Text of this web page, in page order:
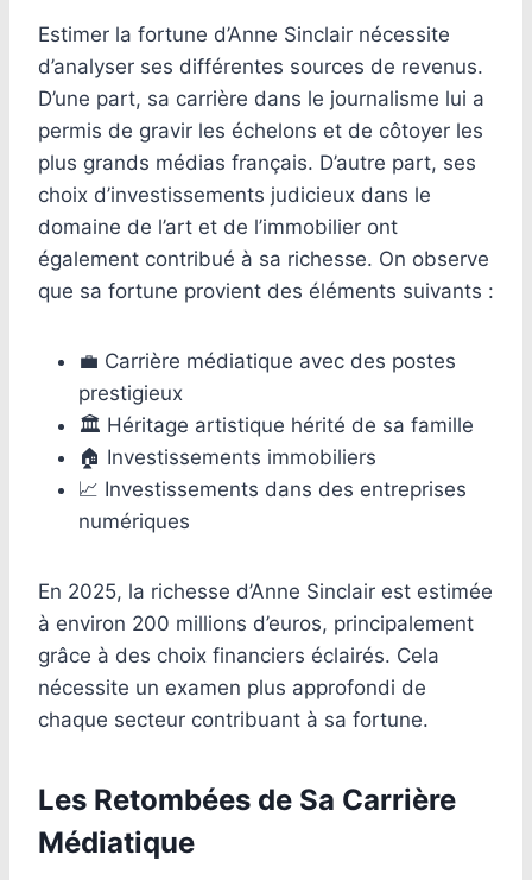
Estimer la fortune d’Anne Sinclair nécessite
d’analyser ses différentes sources de revenus.
D’une part, sa carrière dans le journalisme lui a
permis de gravir les échelons et de côtoyer les
plus grands médias français. D’autre part, ses
choix d’investissements judicieux dans le
domaine de l’art et de l’immobilier ont
également contribué à sa richesse. On observe
que sa fortune provient des éléments suivants :
💼 Carrière médiatique avec des postes
prestigieux
🏛️ Héritage artistique hérité de sa famille
🏠 Investissements immobiliers
📈 Investissements dans des entreprises
numériques
En 2025, la richesse d’Anne Sinclair est estimée
à environ 200 millions d’euros, principalement
grâce à des choix financiers éclairés. Cela
nécessite un examen plus approfondi de
chaque secteur contribuant à sa fortune.
Les Retombées de Sa Carrière
Médiatique